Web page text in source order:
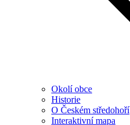
Okolí obce
Historie
O Českém středohoří
Interaktivní mapa